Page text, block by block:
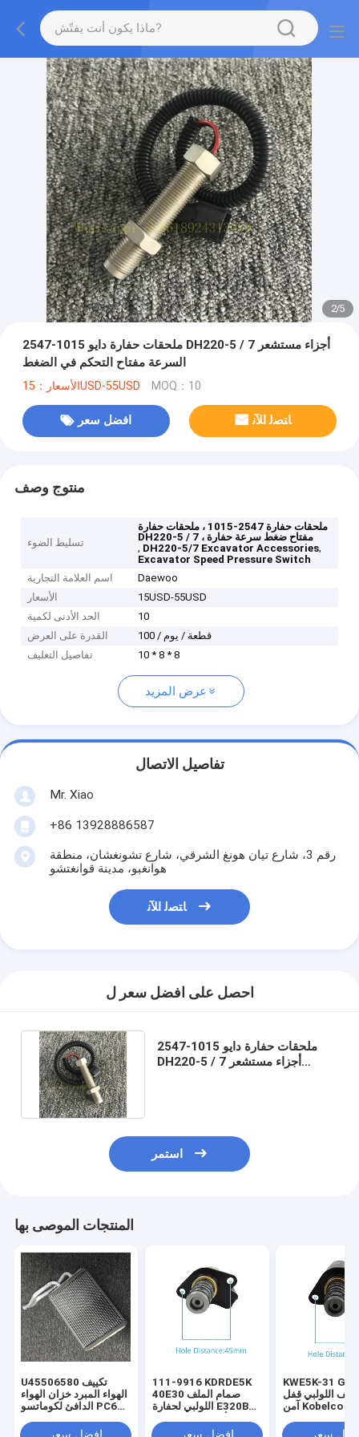
2/5
2547-1015 ملحقات حفارة دايو DH220-5 / 7 أجزاء مستشعر
السرعة مفتاح التحكم في الضغط
الأسعار：15USD-55USD MOQ：10
افضل سعر ﺎﺘﺼﻟ ﺍﻶﻧ
منتوج وصف
تسليط الضوء
ملحقات حفارة 2547-1015 ، ملحقات حفارة
DH220-5 / 7 ، مفتاح ضغط سرعة حفارة
, DH220-5/7 Excavator Accessories,
Excavator Speed Pressure Switch
اسم العلامة التجارية
Daewoo
الأسعار
15USD-55USD
الحد الأدنى لكمية
10
القدرة على العرض
100 / قطعة / يوم
تفاصيل التغليف
10 * 8 * 8
عرض المزيد
تفاصيل الاتصال
Mr. Xiao
+86 13928886587
رقم 3، شارع تيان هونغ الشرقي، شارع تشونغشان، منطقة
هوانغبو، مدينة قوانغتشو
ﺎﺘﺼﻟ ﺍﻶﻧ
احصل على افضل سعر ل
2547-1015 ملحقات حفارة دايو
DH220-5 / 7 أجزاء مستشعر
استمر
المنتجات الموصى بها
U45506580 تكييف
الهواء المبرد خزان الهواء
الدافئ لكوماتسو PC60-
111-9916 KDRDE5K
40E30 صمام الملف
اللولبي لحفارة E320BC
الهيدروليكية الرئيسية
KWE5K-31
اللولبي قفل
آمن Kobelco SK200-6